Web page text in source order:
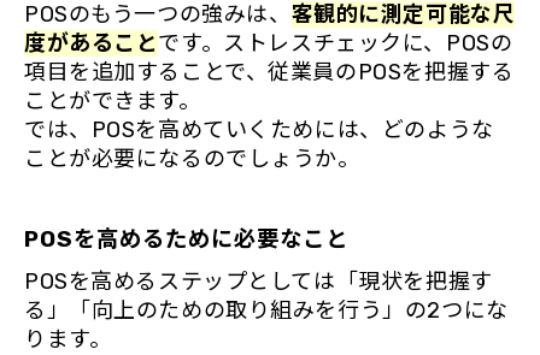
POSのもう一つの強みは、 客観的に測定可能な尺
度があることです。ストレスチェックに、POSの
項目を追加することで、従業員のPOSを把握する
ことができます。
では、POSを高めていくためには、どのような
ことが必要になるのでしょうか。
POSを高めるために必要なこと
POSを高めるステップとしては「現状を把握す
る」「向上のための取り組みを行う」の2つにな
ります。